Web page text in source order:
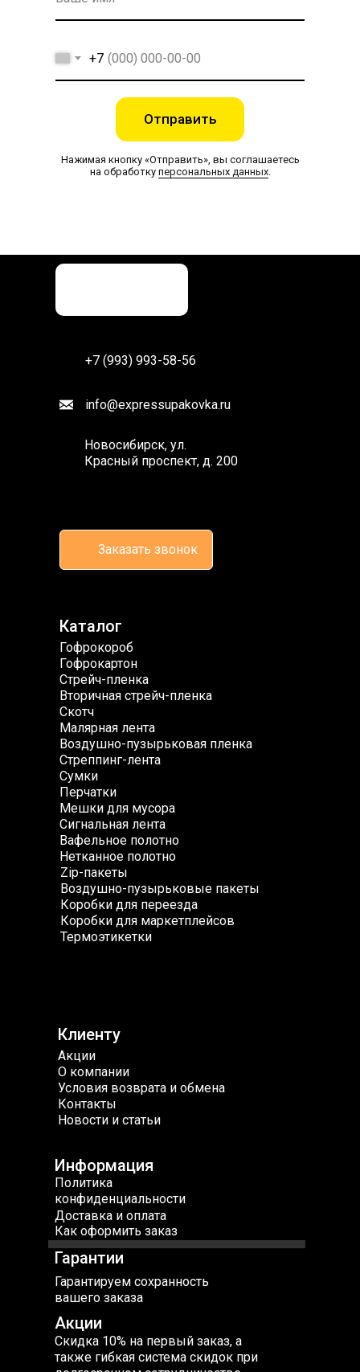
+7
Отправить
Нажимая кнопку «Отправить», вы соглашаетесь
на обработку персональных данных.
info@expressupakovka.ru
Заказать звонок
Каталог
Гофрокороб
Стрейч-пленка
Вторичная стрейч-пленка
Скотч
Малярная лента
Воздушно-пузырьковая пленка
Сумки
Перчатки
Мешки для мусора
Сигнальная лента
Вафельное полотно
Нетканное полотно
Информация
Политика
конфиденциальности
Доставка и оплата
Гарантии
Акции
Гарантируем сохранность
вашего заказа
Скидка 10% на первый заказ, а
также гибкая система скидок при
+7 (993) 993-58-56
Как оформить заказ
Гофрокартон
Стреппинг-лента
Zip-пакеты
Воздушно-пузырьковые пакеты
Коробки для переезда
Коробки для маркетплейсов
Термоэтикетки
Клиенту
Акции
О компании
Контакты
Новости и статьи
Условия возврата и обмена
Новосибирск, ул.
Красный проспект, д. 200